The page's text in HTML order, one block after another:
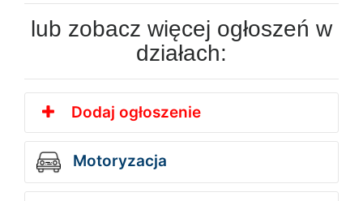
lub zobacz więcej ogłoszeń w
działach:
Dodaj ogłoszenie
Motoryzacja